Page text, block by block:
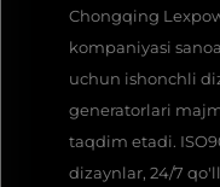
Chongqing
kompaniyasi
uchun ishonchli
generatorlari
taqdim etadi.
dizaynlar, 24/7